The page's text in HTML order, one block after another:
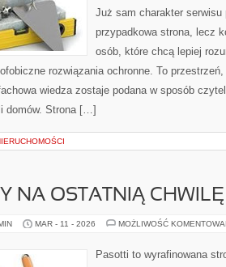
Już sam charakter
przypadkowa strona, lecz
osób, które chcą lepiej
rozwiązania ochronne. To
wiedza zostaje podana w sposób
domów. Strona […]
NA OSTATNIĄ CHWILĘ
MAR - 11 - 2026 MOŻLIWOŚĆ
Pasotti to wyrafinowana